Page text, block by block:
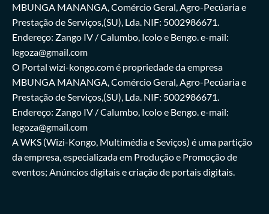
MBUNGA MANANGA, Comércio Geral, Agro-Pecúaria e
Prestação de Serviços,(SU), Lda. NIF: 5002986671.
Endereço: Zango IV / Calumbo, Icolo e Bengo. e-mail:
legoza@gmail.com
O Portal wizi-kongo.com é propriedade da empresa
MBUNGA MANANGA, Comércio Geral, Agro-Pecúaria e
Prestação de Serviços,(SU), Lda. NIF: 5002986671.
Endereço: Zango IV / Calumbo, Icolo e Bengo. e-mail:
legoza@gmail.com
A WKS (Wizi-Kongo, Multimédia e Seviços) é uma partição
da empresa, especializada em Produção e Promoção de
eventos; Anúncios digitais e criação de portais digitais.